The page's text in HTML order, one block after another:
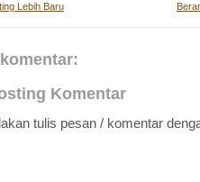
Lebih Baru
Komentar
tulis pesan / komentar